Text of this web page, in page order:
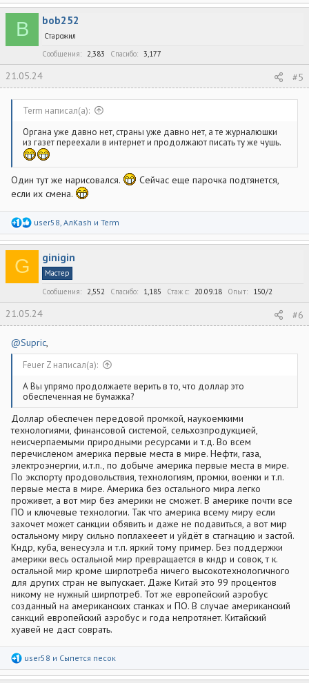
B bob252
Старожил
Сообщения
2,383 Спасибо 3,177
21.05.24 #5
Term написал(а):
Органа уже давно нет, страны уже давно нет, а те журналюшки
из газет переехали в интернет и продолжают писать ту же чушь.
Один тут же нарисовался.
Сейчас еще парочка подтянется,
если их смена.
Р
а
к
user58 АлКаsh и Term
G ginigin
Мастер
Сообщения
2,552 Спасибо 1,185 Стаж c 20.09.18 Опыт 150/2
21.05.24 #6
@Supric
Feuer Z написал(а):
А Вы упрямо продолжаете верить в то, что доллар это
обеспеченная не бумажка?
Доллар обеспечен передовой промкой, наукоемкими
технологиями, финансовой системой, сельхозпродукцией,
неисчерпаемыми природными ресурсами и т.д. Во всем
перечисленом америка первые места в мире. Нефти, газа,
электроэнергии, и.т.п., по добыче америка первые места в мире.
По экспорту продовольствия, технологиям, промки, военки и т.п.
первые места в мире. Америка без остального мира легко
проживет, а вот мир без америки не сможет. В америке почти все
ПО и ключевые технологии. Так что америка всему миру если
захочет может санкции обявить и даже не подавиться, а вот мир
остальному миру сильно поплахееет и уйдёт в стагнацию и застой.
Кндр, куба, венесуэла и т.п. яркий тому пример. Без поддержки
америки весь остальной мир превращается в кндр и совок, т к.
остальной мир кроме ширпотреба ничего высокотехнологичного
для других стран не выпускает. Даже Китай это 99 процентов
никому не нужный ширпотреб. Тот же европейский аэробус
созданный на американских станках и ПО. В случае американский
санкций европейский аэробус и года непротянет. Китайский
хуавей не даст соврать.
Р
а
user58 и Сыпется песок